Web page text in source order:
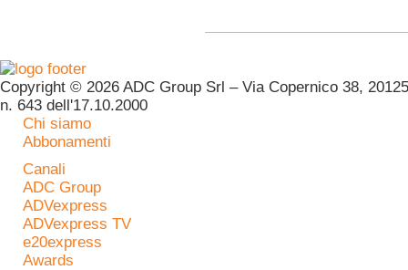
Copyright © 2026 ADC Group Srl – Via Copernico 38,
n. 643 dell'17.10.2000
Chi siamo
Abbonamenti
Canali
ADC Group
ADVexpress
ADVexpress TV
e20express
Awards